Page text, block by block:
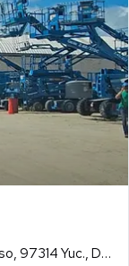
Dzitya Entronque Carretera Mérida Progreso, 97314 Yuc., Dzityá, Mérida